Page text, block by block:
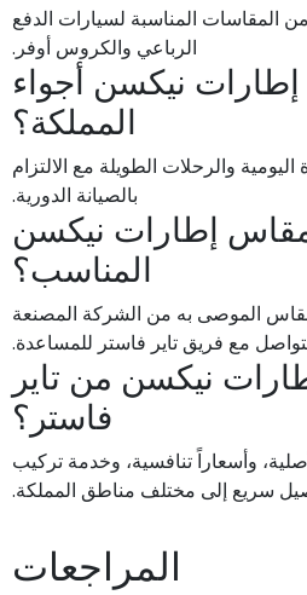
المقاسات المناسبة لسيارات الدفع
الرباعي والكروس أوفر.
نيكسن أجواء
المملكة؟
والرحلات الطويلة مع الالتزام
بالصيانة الدورية.
إطارات نيكسن
المناسب؟
الموصى به من الشركة المصنعة
مع فريق تاير فاستر للمساعدة.
نيكسن من تاير
فاستر؟
وأسعاراً تنافسية، وخدمة تركيب
سريع إلى مختلف مناطق المملكة.
المراجعات